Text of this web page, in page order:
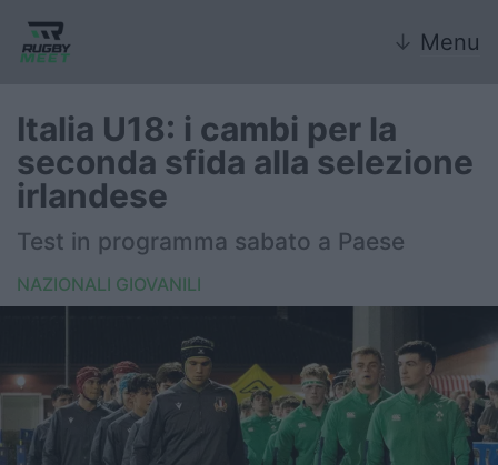
↓ Menu
Nazionale
Nazionali giovanili
Rugby Sevens
Internazionale
6 Nazioni
Italia U18: i cambi per la
seconda sfida alla selezione
irlandese
Test in programma sabato a Paese
NAZIONALI GIOVANILI